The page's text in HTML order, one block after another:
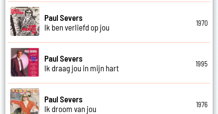
Paul Severs
Ik ben verliefd op jou
1970
Paul Severs
Ik draag jou in mijn hart
1995
Paul Severs
Ik droom van jou
1976